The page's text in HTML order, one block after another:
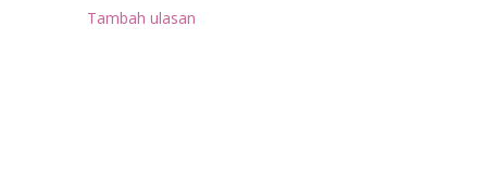
Tambah ulasan